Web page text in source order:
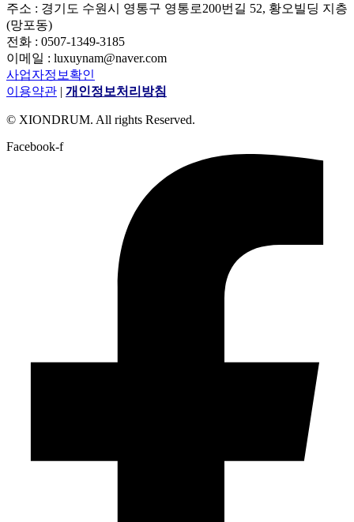
주소 : 경기도 수원시 영통구 영통로200번길 52, 황오빌딩 지층
(망포동)
전화 : 0507-1349-3185
이메일 : luxuynam@naver.com
사업자정보확인
이용약관 | 개인정보처리방침
© XIONDRUM. All rights Reserved.
Facebook-f